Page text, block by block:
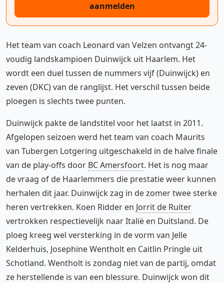
aanmelden
Het team van coach Leonard van Velzen ontvangt 24-
voudig landskampioen Duinwijck uit Haarlem. Het
wordt een duel tussen de nummers vijf (Duinwijck) en
zeven (DKC) van de ranglijst. Het verschil tussen beide
ploegen is slechts twee punten.
Duinwijck pakte de landstitel voor het laatst in 2011.
Afgelopen seizoen werd het team van coach Maurits
van Tubergen Lotgering uitgeschakeld in de halve finale
van de play-offs door BC Amersfoort. Het is nog maar
de vraag of de Haarlemmers die prestatie weer kunnen
herhalen dit jaar. Duinwijck zag in de zomer twee sterke
heren vertrekken. Koen Ridder en Jorrit de Ruiter
vertrokken respectievelijk naar Italië en Duitsland. De
ploeg kreeg wel versterking in de vorm van Jelle
Kelderhuis, Josephine Wentholt en Caitlin Pringle uit
Schotland. Wentholt is zondag niet van de partij, omdat
ze herstellende is van een blessure. Duinwijck won dit